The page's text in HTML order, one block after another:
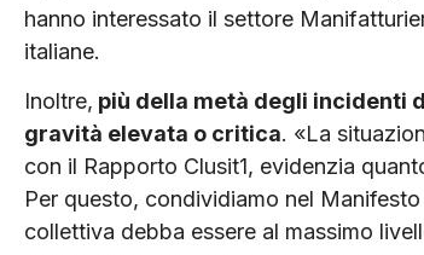
hanno interessato il settore
italiane.
Inoltre, più della metà degli incidenti
gravità elevata o critica. «La
con il Rapporto Clusit1, evidenzia
Per questo, condividiamo nel
collettiva debba essere al massimo